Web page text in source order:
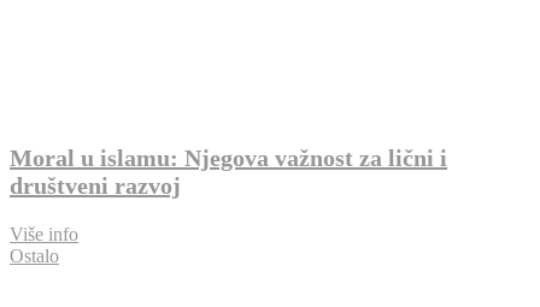
Moral u islamu: Njegova važnost za lični i
društveni razvoj
Više info
Ostalo